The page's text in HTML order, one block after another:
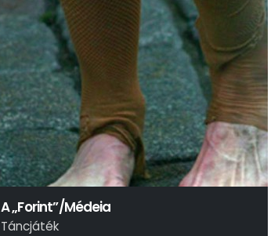
A „Forint”/Médeia
Táncjáték